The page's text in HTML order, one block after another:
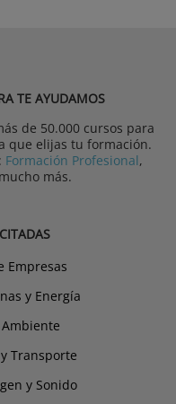
TE AYUDAMOS
de 50.000 cursos para
que elijas tu formación.
Formación Profesional,
más.
Empresas
y Energía
Transporte
y Sonido